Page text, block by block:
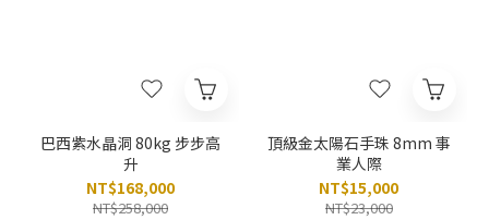
巴西紫水晶洞 80kg 步步高
升
NT$168,000
NT$258,000
頂級金太陽石手珠 8mm 事
業人際
NT$15,000
NT$23,000